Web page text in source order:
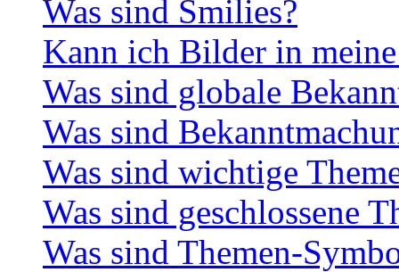
Was sind Smilies?
Kann ich Bilder in
Was sind globale
Was sind
Was sind wichtige
Was sind geschlossene
Was sind Themen-